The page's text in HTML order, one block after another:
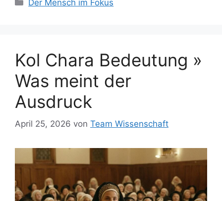
Der Mensch im Fokus
Kol Chara Bedeutung »
Was meint der
Ausdruck
April 25, 2026 von Team Wissenschaft